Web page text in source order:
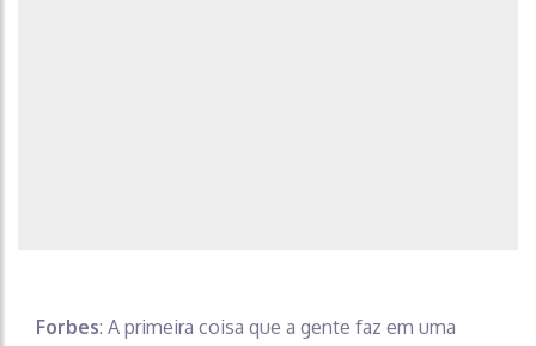
Forbes: A primeira coisa que a gente faz em uma